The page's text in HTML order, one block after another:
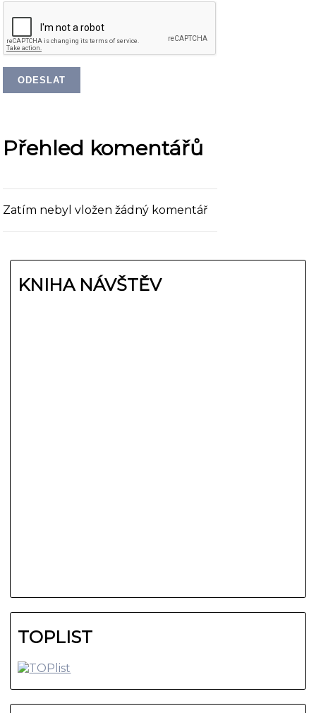
Přehled komentářů
Zatím nebyl vložen žádný komentář
KNIHA NÁVŠTĚV
TOPLIST